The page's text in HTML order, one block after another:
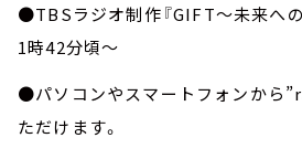
●TBSラジオ制作『GIFT～未来への
1時42分頃～
●パソコンやスマートフォンから
ただけます。